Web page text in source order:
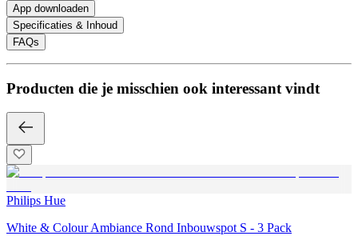
App downloaden
Specificaties & Inhoud
FAQs
Producten die je misschien ook interessant vindt
Philips Hue
White & Colour Ambiance Rond Inbouwspot S - 3 Pack